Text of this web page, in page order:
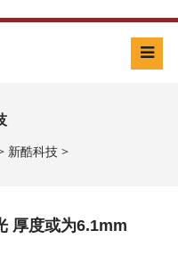
新酷科技>
厚度或为6.1mm